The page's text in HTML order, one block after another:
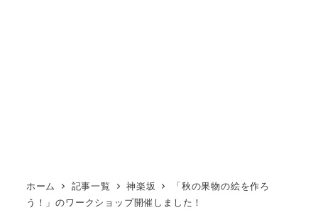
ホーム 記事一覧 神楽坂
「秋の果物の絵を作ろ
う！」のワークショップ開催しました！